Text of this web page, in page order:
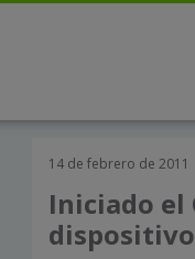
14 de febrero de 2011
Iniciado el